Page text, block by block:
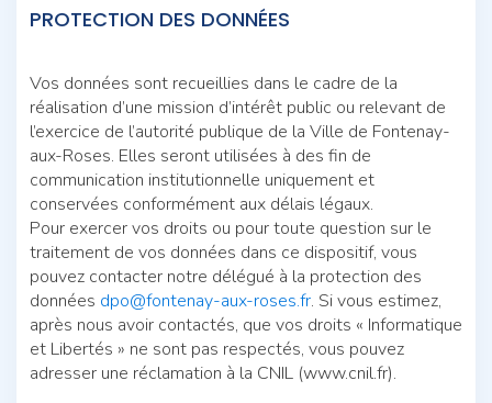
PROTECTION DES DONNÉES
Vos données sont recueillies dans le cadre de la
réalisation d’une mission d’intérêt public ou relevant de
l’exercice de l’autorité publique de la Ville de Fontenay-
aux-Roses. Elles seront utilisées à des fin de
communication institutionnelle uniquement et
conservées conformément aux délais légaux.
Pour exercer vos droits ou pour toute question sur le
traitement de vos données dans ce dispositif, vous
pouvez contacter notre délégué à la protection des
données dpo@fontenay-aux-roses.fr. Si vous estimez,
après nous avoir contactés, que vos droits « Informatique
et Libertés » ne sont pas respectés, vous pouvez
adresser une réclamation à la CNIL (www.cnil.fr).